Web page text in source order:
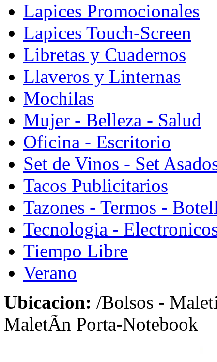
Lapices Promocionales
Lapices Touch-Screen
Libretas y Cuadernos
Llaveros y Linternas
Mochilas
Mujer - Belleza - Salud
Oficina - Escritorio
Set de Vinos - Set
Tacos Publicitarios
Tazones - Termos -
Tecnologia -
Tiempo Libre
Verano
Ubicacion: /Bolsos -
MaletÃ­n Porta-Notebook